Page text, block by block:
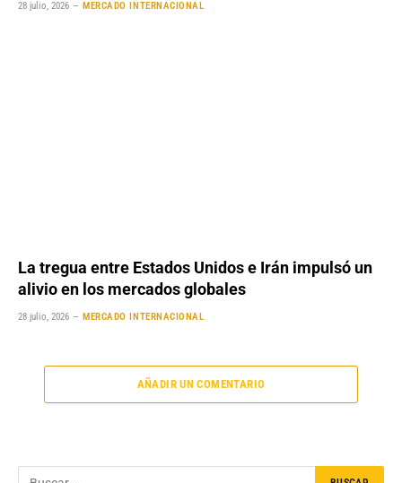
28 julio, 2026 MERCADO INTERNACIONAL
La tregua entre Estados Unidos e Irán impulsó un
alivio en los mercados globales
28 julio, 2026 MERCADO INTERNACIONAL
AÑADIR UN COMENTARIO